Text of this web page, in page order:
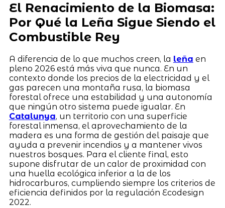
El Renacimiento de la Biomasa:
Por Qué la Leña Sigue Siendo el
Combustible Rey
A diferencia de lo que muchos creen, la leña en
pleno 2026 está más viva que nunca. En un
contexto donde los precios de la electricidad y el
gas parecen una montaña rusa, la biomasa
forestal ofrece una estabilidad y una autonomía
que ningún otro sistema puede igualar. En
Catalunya, un territorio con una superficie
forestal inmensa, el aprovechamiento de la
madera es una forma de gestión del paisaje que
ayuda a prevenir incendios y a mantener vivos
nuestros bosques. Para el cliente final, esto
supone disfrutar de un calor de proximidad con
una huella ecológica inferior a la de los
hidrocarburos, cumpliendo siempre los criterios de
eficiencia definidos por la regulación Ecodesign
2022.